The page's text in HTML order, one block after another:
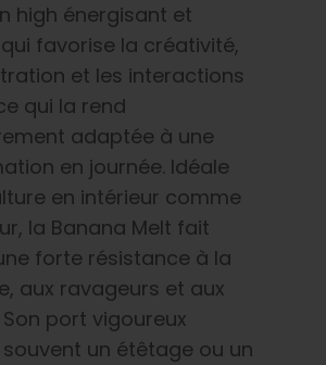
high énergisant et
favorise la créativité,
et les interactions
qui la rend
adaptée à une
en journée. Idéale
en intérieur comme
la Banana Melt fait
forte résistance à la
aux ravageurs et aux
port vigoureux
un étêtage ou un